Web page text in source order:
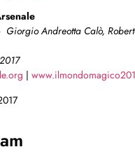
Giorgio Andreotta Calò,
|